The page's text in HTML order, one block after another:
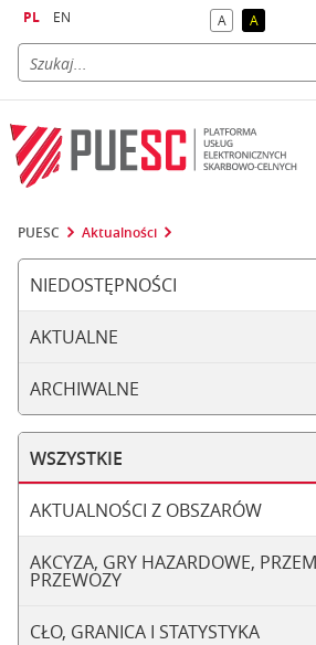
PL EN Akontrast
Akontrast
PUESC Aktualności
NIEDOSTĘPNOŚCI
AKTUALNE
ARCHIWALNE
WSZYSTKIE
AKTUALNOŚCI Z OBSZARÓW
AKCYZA, GRY HAZARDOWE,
PRZEWOZY
CŁO, GRANICA I STATYSTYKA